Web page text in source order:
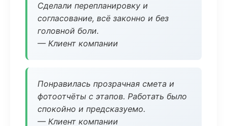
Сделали перепланировку и
согласование, всё законно и без
головной боли.
— Клиент компании
Понравилась прозрачная смета и
фотоотчёты с этапов. Работать было
спокойно и предсказуемо.
— Клиент компании